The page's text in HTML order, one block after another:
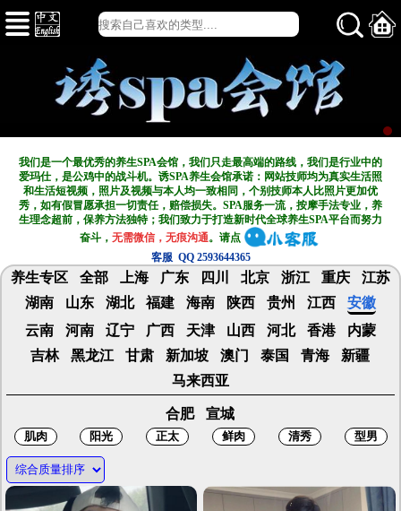
我们是一个最优秀的养生SPA会馆，我们只走最高端的路线，我们是行业中的
爱玛仕，是公鸡中的战斗机。诱SPA养生会馆承诺：网站技师均为真实生活照
和生活短视频，照片及视频与本人均一致相同，个别技师本人比照片更加优
秀，如有假冒愿承担一切责任，赔偿损失。SPA服务一流，按摩手法专业，养
生理念超前，保养方法独特；我们致力于打造新时代全球养生SPA平台而努力
奋斗，无需微信，无痕沟通。请点
客服 QQ 2593644365
养生专区 全部 上海 广东 四川 北京 浙江 重庆
江苏
湖南
山东 湖北 福建 海南 陕西 贵州 江西
安徽
云南
河南 辽宁 广西 天津 山西 河北 香港
内蒙
吉林
黑龙江 甘肃 新加坡 澳门 泰国 青海
新疆
马来西亚
合肥 宣城